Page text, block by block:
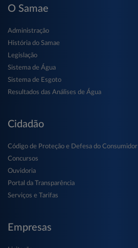
O Samae
Administração
História do Samae
Legislação
Sistema de Água
Sistema de Esgoto
Resultados das Análises de Água
Cidadão
Código de Proteção e Defesa do Consumidor
Concursos
Ouvidoria
Portal da Transparência
Serviços e Tarifas
Empresas